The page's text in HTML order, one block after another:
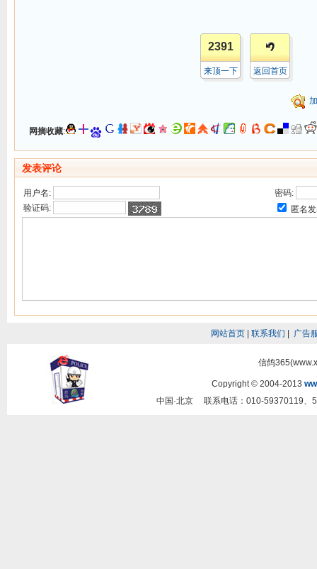
2391
来顶一下 返回首页
网摘收藏:
发表评论
用户名:
密码:
验证码:
匿名
网站首页 联系我们 广告
信鸽
Copyright © 2004-2013
中国·北京 联系电话：010-